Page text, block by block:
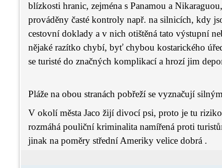
blízkosti hranic, zejména s Panamou a
prováděny časté kontroly např. na silnicích, kdy
cestovní doklady a v nich otištěná tato výstupní
nějaké razítko chybí, byť chybou kostarického
se turisté do značných komplikací a hrozí jim
Pláže na obou stranách pobřeží se vyznačují
V okolí města Jaco žijí divocí psi, proto je tu
rozmáhá pouliční kriminalita namířená proti
jinak na poměry střední Ameriky velice dobrá .